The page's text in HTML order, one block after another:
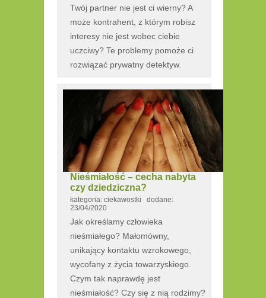
Twój partner nie jest ci wierny? A
może kontrahent, z którym robisz
interesy nie jest wobec ciebie
uczciwy? Te problemy pomoże ci
rozwiązać prywatny detektyw.
Nieśmiałość – cecha nabyta
czy dziedziczna?
kategoria: ciekawostki dodane:
23/04/2020
Jak określamy człowieka
nieśmiałego? Małomówny,
unikający kontaktu wzrokowego,
wycofany z życia towarzyskiego.
Czym tak naprawdę jest
nieśmiałość? Czy się z nią rodzimy?